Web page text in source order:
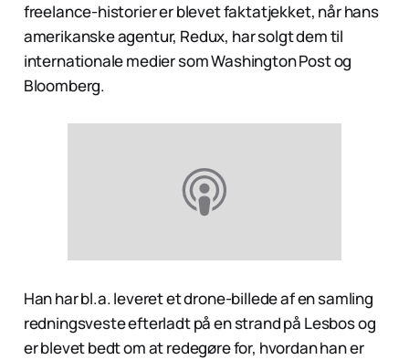
freelance-historier er blevet faktatjekket, når hans
amerikanske agentur, Redux, har solgt dem til
internationale medier som Washington Post og
Bloomberg.
Han har bl.a. leveret et drone-billede af en samling
redningsveste efterladt på en strand på Lesbos og
er blevet bedt om at redegøre for, hvordan han er